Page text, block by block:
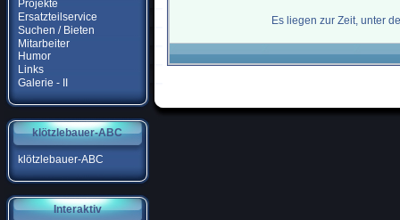
Projekte
Ersatzteilservice
Suchen / Bieten
Mitarbeiter
Humor
Links
Galerie - II
klötzlebauer-ABC
klötzlebauer-ABC
Interaktiv
Es liegen zur Zeit, unter